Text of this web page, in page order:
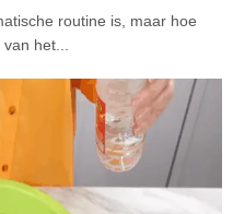
routine is, maar hoe
het...